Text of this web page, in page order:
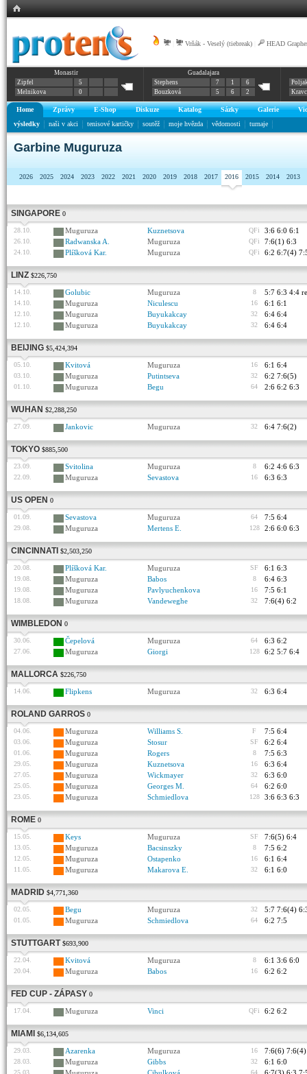
Vrňák - Veselý (tiebreak) HEAD
Monastir
Zipfel
5
Melnikova
0
Guadalajara
Stephens
7 1
6
Bouzková
5 6 2
Home Zprávy E-Shop Diskuze Katalog Sázky Galerie
výsledky
naši v akci tenisové kartičky soutěž moje hvězda vědomosti turnaje
Garbine Muguruza
2026 2025 2024 2023 2022 2021 2020 2019 2018 2017 2016 2015 2014 2013
SINGAPORE 0
28.10. Muguruza Kuznetsova QFi 3:6 6:0 6:1
26.10. Radwanska A. Muguruza QFi 7:6(1) 6:3
24.10. Plíšková Kar. Muguruza QFi 6:2 6:7(4)
LINZ $226,750
14.10. Golubic Muguruza 8 5:7 6:3 4:4
14.10. Muguruza Niculescu 16 6:1 6:1
12.10. Muguruza Buyukakcay 32 6:4 6:4
12.10. Muguruza Buyukakcay 32 6:4 6:4
BEIJING $5,424,394
05.10. Kvitová Muguruza 16 6:1 6:4
03.10. Muguruza Putintseva 32 6:2 7:6(5)
01.10. Muguruza Begu 64 2:6 6:2 6:3
WUHAN $2,288,250
27.09. Jankovic Muguruza 32 6:4 7:6(2)
TOKYO $885,500
23.09. Svitolina Muguruza 8 6:2 4:6 6:3
22.09. Muguruza Sevastova 16 6:3 6:3
US OPEN 0
01.09. Sevastova Muguruza 64 7:5 6:4
29.08. Muguruza Mertens E. 128 2:6 6:0 6:3
CINCINNATI $2,503,250
20.08. Plíšková Kar. Muguruza SF 6:1 6:3
19.08. Muguruza Babos 8 6:4 6:3
19.08. Muguruza Pavlyuchenkova 16 7:5 6:1
18.08. Muguruza Vandeweghe 32 7:6(4) 6:2
WIMBLEDON 0
30.06. Čepelová Muguruza 64 6:3 6:2
27.06. Muguruza Giorgi 128 6:2 5:7 6:4
MALLORCA $226,750
14.06. Flipkens Muguruza 32 6:3 6:4
ROLAND GARROS 0
04.06. Muguruza Williams S. F 7:5 6:4
03.06. Muguruza Stosur SF 6:2 6:4
01.06. Muguruza Rogers 8 7:5 6:3
29.05. Muguruza Kuznetsova 16 6:3 6:4
27.05. Muguruza Wickmayer 32 6:3 6:0
25.05. Muguruza Georges M. 64 6:2 6:0
23.05. Muguruza Schmiedlova 128 3:6 6:3 6:3
ROME 0
15.05. Keys Muguruza SF 7:6(5) 6:4
13.05. Muguruza Bacsinszky 8 7:5 6:2
12.05. Muguruza Ostapenko 16 6:1 6:4
11.05. Muguruza Makarova E. 32 6:1 6:0
MADRID $4,771,360
02.05. Begu Muguruza 32 5:7 7:6(4)
01.05. Muguruza Schmiedlova 64 6:2 7:5
STUTTGART $693,900
22.04. Kvitová Muguruza 8 6:1 3:6 6:0
20.04. Muguruza Babos 16 6:2 6:2
FED CUP - ZÁPASY 0
17.04. Muguruza Vinci QFi 6:2 6:2
MIAMI $6,134,605
29.03. Azarenka Muguruza 16 7:6(6) 7:6(4)
28.03. Muguruza Gibbs 32 6:1 6:0
25.03. 64